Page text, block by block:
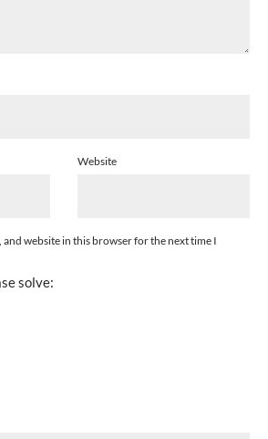
Website
and website in this browser for the next time I
solve: